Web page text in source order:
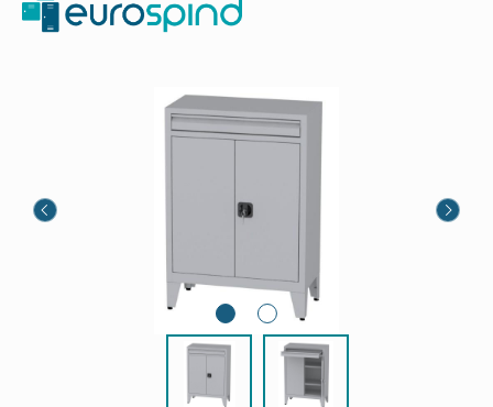
Bildergalerie überspringen